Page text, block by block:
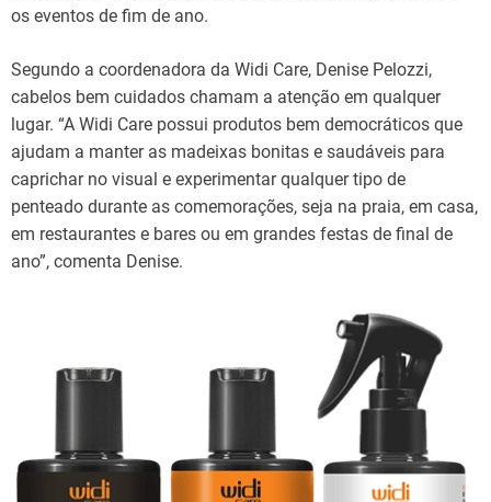
os eventos de fim de ano.
Segundo a coordenadora da Widi Care, Denise Pelozzi,
cabelos bem cuidados chamam a atenção em qualquer
lugar. “A Widi Care possui produtos bem democráticos que
ajudam a manter as madeixas bonitas e saudáveis para
caprichar no visual e experimentar qualquer tipo de
penteado durante as comemorações, seja na praia, em casa,
em restaurantes e bares ou em grandes festas de final de
ano”, comenta Denise.